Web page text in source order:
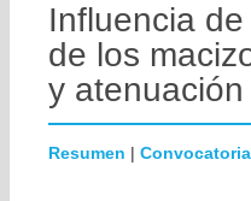
Influencia
de los
y
Resumen | Convocatoria